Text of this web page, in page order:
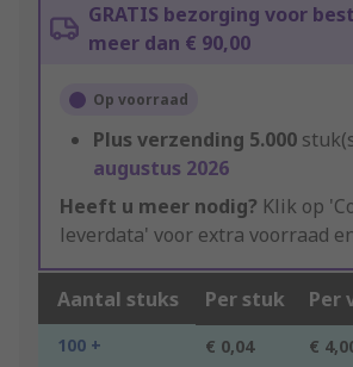
GRATIS bezorging voor
meer dan € 90,00
Op voorraad
Plus verzending 5.000
augustus 2026
Heeft u meer nodig? Klik op
leverdata' voor extra voorraad
Aantal stuks Per stuk Per
100 + € 0,04 €